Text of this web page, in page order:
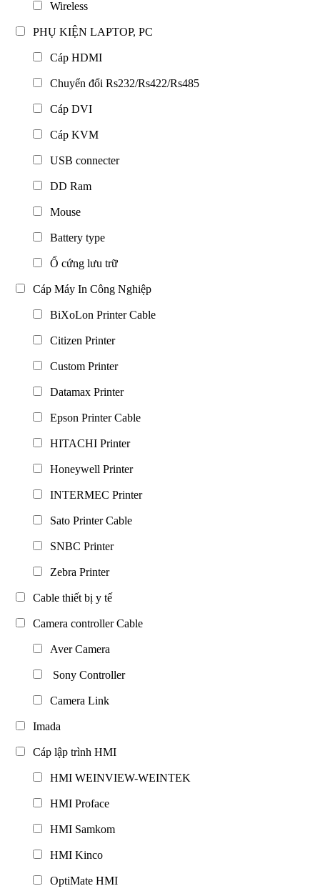
Wireless
PHỤ KIỆN LAPTOP, PC
Cáp HDMI
Chuyển đổi Rs232/Rs422/Rs485
Cáp DVI
Cáp KVM
USB connecter
DD Ram
Mouse
Battery type
Ổ cứng lưu trữ
Cáp Máy In Công Nghiệp
BiXoLon Printer Cable
Citizen Printer
Custom Printer
Datamax Printer
Epson Printer Cable
HITACHI Printer
Honeywell Printer
INTERMEC Printer
Sato Printer Cable
SNBC Printer
Zebra Printer
Cable thiết bị y tế
Camera controller Cable
Aver Camera
Sony Controller
Camera Link
Imada
Cáp lập trình HMI
HMI WEINVIEW-WEINTEK
HMI Proface
HMI Samkom
HMI Kinco
OptiMate HMI